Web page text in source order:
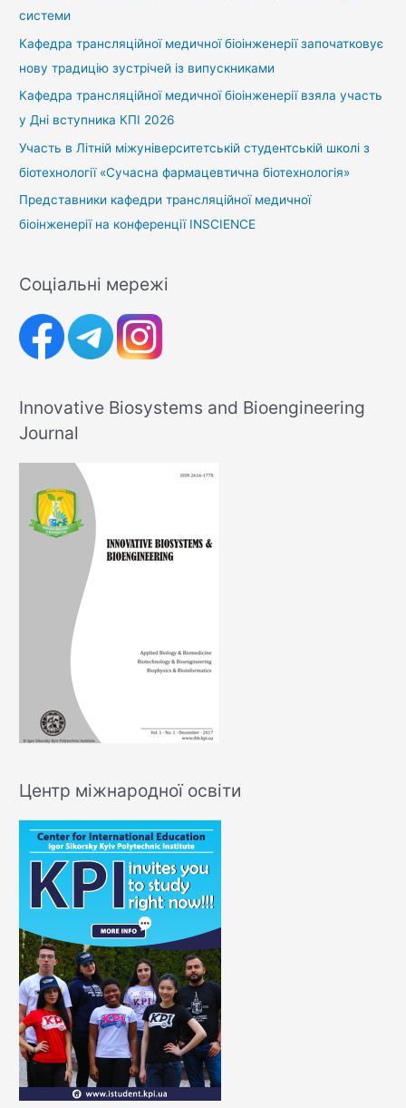
системи
Кафедра трансляційної медичної біоінженерії започатковує
нову традицію зустрічей із випускниками
Кафедра трансляційної медичної біоінженерії взяла участь
у Дні вступника КПІ 2026
Участь в Літній міжуніверситетській студентській школі з
біотехнології «Сучасна фармацевтична біотехнологія»
Представники кафедри трансляційної медичної
біоінженерії на конференції INSCIENCE
Соціальні мережі
Innovative Biosystems and Bioengineering
Journal
Центр міжнародної освіти